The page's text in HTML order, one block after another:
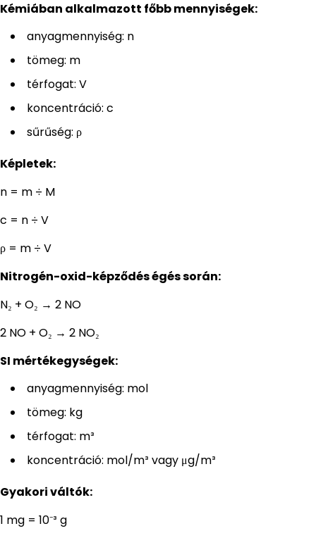
Kémiában alkalmazott főbb mennyiségek:
anyagmennyiség: n
tömeg: m
térfogat: V
koncentráció: c
sűrűség: ρ
Képletek:
n = m ÷ M
c = n ÷ V
ρ = m ÷ V
Nitrogén-oxid-képződés égés során:
N₂ + O₂ → 2 NO
2 NO + O₂ → 2 NO₂
SI mértékegységek:
anyagmennyiség: mol
tömeg: kg
térfogat: m³
koncentráció: mol/m³ vagy μg/m³
Gyakori váltók:
1 mg = 10⁻³ g